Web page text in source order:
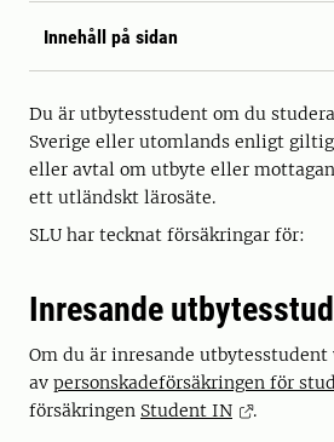
Innehåll på sidan
Du är utbytesstudent om du
Sverige eller utomlands enligt
eller avtal om utbyte eller
ett utländskt lärosäte.
SLU har tecknat försäkringar för:
Inresande
Om du är inresande utbytesstudent
av personskadeförsäkringen för
försäkringen Student IN .